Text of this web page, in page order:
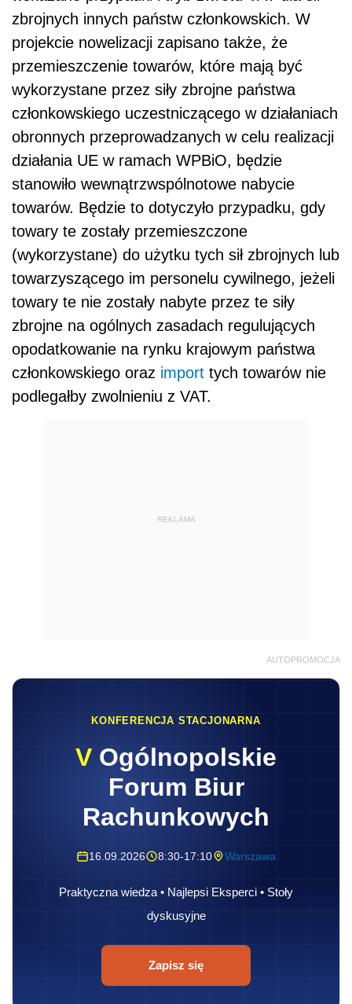
zbrojnych innych państw członkowskich. W
projekcie nowelizacji zapisano także, że
przemieszczenie towarów, które mają być
wykorzystane przez siły zbrojne państwa
członkowskiego uczestniczącego w działaniach
obronnych przeprowadzanych w celu realizacji
działania UE w ramach WPBiO, będzie
stanowiło wewnątrzwspólnotowe nabycie
towarów. Będzie to dotyczyło przypadku, gdy
towary te zostały przemieszczone
(wykorzystane) do użytku tych sił zbrojnych lub
towarzyszącego im personelu cywilnego, jeżeli
towary te nie zostały nabyte przez te siły
zbrojne na ogólnych zasadach regulujących
opodatkowanie na rynku krajowym państwa
członkowskiego oraz import tych towarów nie
podlegałby zwolnieniu z VAT.
REKLAMA
AUTOPROMOCJA
KONFERENCJA STACJONARNA
V Ogólnopolskie
Forum Biur
Rachunkowych
16.09.2026 8:30-17:10 Warszawa
Praktyczna wiedza • Najlepsi Eksperci • Stoły
dyskusyjne
Zapisz się